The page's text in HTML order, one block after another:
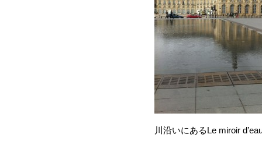
川沿いにあるLe miroir